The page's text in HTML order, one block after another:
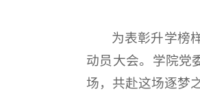
为表彰升学榜
动员大会。学院党
场，共赴这场逐梦